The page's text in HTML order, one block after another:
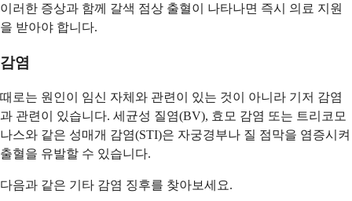
이러한 증상과 함께 갈색 점상 출혈이 나타나면 즉시 의료 지원
을 받아야 합니다.
감염
때로는 원인이 임신 자체와 관련이 있는 것이 아니라 기저 감염
과 관련이 있습니다. 세균성 질염(BV), 효모 감염 또는 트리코모
나스와 같은 성매개 감염(STI)은 자궁경부나 질 점막을 염증시켜
출혈을 유발할 수 있습니다.
다음과 같은 기타 감염 징후를 찾아보세요.